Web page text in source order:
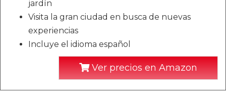
jardín
Visita la gran ciudad en busca de nuevas
experiencias
Incluye el idioma español
Ver precios en Amazon